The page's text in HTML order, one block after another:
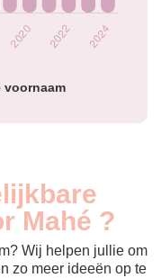
voornaam
Mahé ?
Wij helpen jullie om
zo meer ideeën op te